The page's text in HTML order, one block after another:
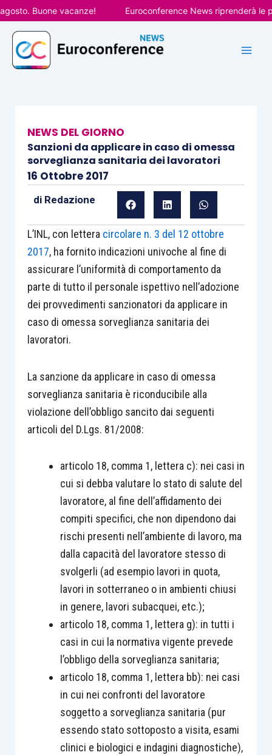
Vai
al
contenuto
Buone vacanze! Euroconference News riprenderà le
NEWS DEL GIORNO
Sanzioni da applicare in caso di omessa
sorveglianza sanitaria dei lavoratori
16 Ottobre 2017
di Redazione
L’INL, con lettera circolare n. 3 del 12 ottobre
2017, ha fornito indicazioni univoche al fine di
assicurare l’uniformità di comportamento da
parte di tutto il personale ispettivo nell’adozione
dei provvedimenti sanzionatori da applicare in
caso di omessa sorveglianza sanitaria dei
lavoratori.
La sanzione da applicare in caso di omessa
sorveglianza sanitaria è riconducibile alla
violazione dell’obbligo sancito dai seguenti
articoli del D.Lgs. 81/2008:
articolo 18, comma 1, lettera c): nei casi in
cui si debba valutare lo stato di salute del
lavoratore, al fine dell’affidamento dei
compiti specifici, che non dipendono dai
rischi presenti nell’ambiente di lavoro, ma
dalla capacità del lavoratore stesso di
svolgerli (ad esempio lavori in quota,
lavori in sotterraneo o in ambienti chiusi
in genere, lavori subacquei, etc.);
articolo 18, comma 1, lettera g): in tutti i
casi in cui la normativa vigente prevede
l’obbligo della sorveglianza sanitaria;
articolo 18, comma 1, lettera bb): nei casi
in cui nei confronti del lavoratore
soggetto a sorveglianza sanitaria (pur
essendo stato sottoposto a visita, esami
clinici e biologici e indagini diagnostiche),